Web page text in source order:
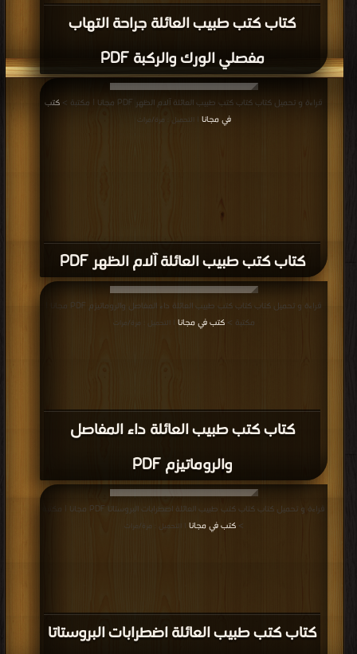
كتاب كتب طبيب العائلة جراحة التهاب
مفصلي الورك والركبة PDF
كتاب كتب طبيب العائلة آلام الظهر PDF
قراءة و تحميل كتاب كتاب كتب طبيب العائلة آلام الظهر PDF مجانا | مكتبة >
كتب
في مجانا | التحميل : مرة/مرات
كتاب كتب طبيب العائلة داء المفاصل
والروماتيزم PDF
قراءة و تحميل كتاب كتاب كتب طبيب العائلة داء المفاصل والروماتيزم PDF مجانا |
مكتبة >كتب في مجانا | التحميل : مرة/مرات
كتاب كتب طبيب العائلة اضطرابات البروستاتا
قراءة و تحميل كتاب كتاب كتب طبيب العائلة اضطرابات البروستاتا PDF مجانا | مكتبة
>كتب في مجانا | التحميل : مرة/مرات